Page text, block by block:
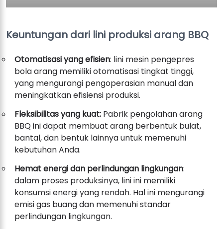
Keuntungan dari lini produksi arang BBQ
Otomatisasi yang efisien: lini mesin pengepres
bola arang memiliki otomatisasi tingkat tinggi,
yang mengurangi pengoperasian manual dan
meningkatkan efisiensi produksi.
Fleksibilitas yang kuat: Pabrik pengolahan arang
BBQ ini dapat membuat arang berbentuk bulat,
bantal, dan bentuk lainnya untuk memenuhi
kebutuhan Anda.
Hemat energi dan perlindungan lingkungan:
dalam proses produksinya, lini ini memiliki
konsumsi energi yang rendah. Hal ini mengurangi
emisi gas buang dan memenuhi standar
perlindungan lingkungan.